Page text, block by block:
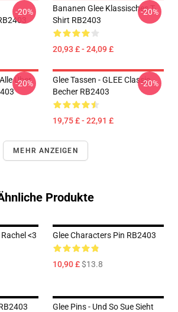
-20%
Bananen Glee Klassisches T-
Shirt RB2403
20,93 £ - 24,09 £
-20%
Über
-20%
Glee Tassen - GLEE Classic
Becher RB2403
19,75 £ - 22,91 £
-20%
MEHR ANZEIGEN
Produkte
<3
Glee Characters Pin RB2403
10,90 £$13.8
Glee Pins - Und So Sue Sieht